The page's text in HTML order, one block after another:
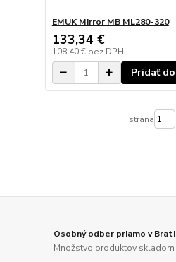
EMUK Mirror MB ML280-320
133,34 €
108,40 € bez DPH
Pridať
strana
Osobný odber priamo v
Množstvo produktov skladom